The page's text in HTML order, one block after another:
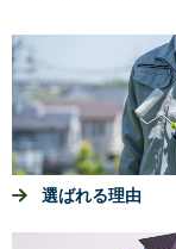
選ばれる理由